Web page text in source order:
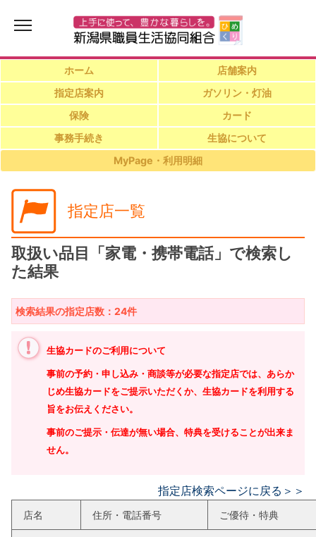
ホーム
店舗案内
指定店案内
ガソリン・灯油
保険
カード
事務手続き
生協について
MyPage・利用明細
指定店一覧
取扱い品目「家電・携帯電話」で検索し
た結果
検索結果の指定店数：24件
生協カードのご利用について
事前の予約・申し込み・商談等が必要な指定店では、あらか
じめ生協カードをご提示いただくか、生協カードを利用する
旨をお伝えください。
事前のご提示・伝達が無い場合、特典を受けることが出来ま
せん。
指定店検索ページに戻る＞＞
店名 住所・電話番号 ご優待・特典